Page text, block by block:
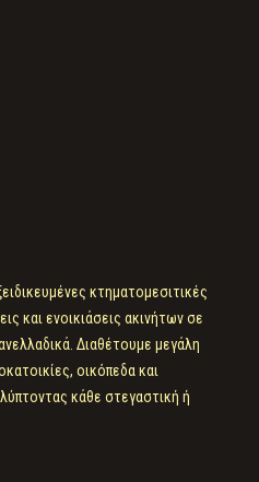
κτηματομεσιτικές
και ενοικιάσεις ακινήτων σε
Διαθέτουμε μεγάλη
οικόπεδα και
κάθε στεγαστική ή